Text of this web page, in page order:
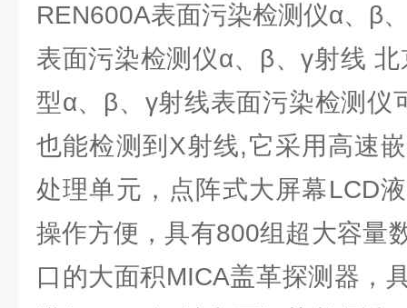
REN600A表面污染检测仪α、β
表面污染检测仪α、β、γ射线
型α、β、γ射线表面污染检测仪
也能检测到X射线,它采用高速
处理单元，点阵式大屏幕LCD
操作方便，具有800组超大容量
口的大面积MICA盖革探测器，